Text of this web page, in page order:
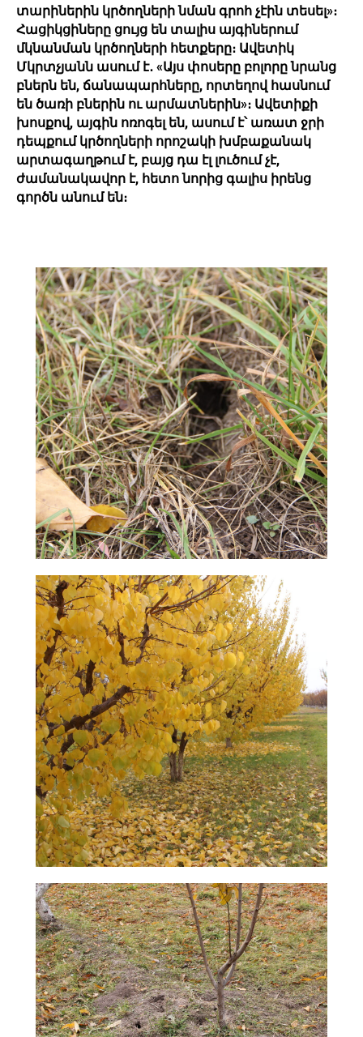
տարիներին կրծողների նման գրոհ չէին տեսել»։
Հացիկցիները ցույց են տալիս այգիներում
մկնանման կրծողների հետքերը։ Ավետիկ
Մկրտչյանն ասում է․ «Այս փոսերը բոլորը նրանց
բներն են, ճանապարհները, որտեղով հասնում
են ծառի բներին ու արմատներին»։ Ավետիքի
խոսքով, այգին ոռոգել են, ասում է՝ առատ ջրի
դեպքում կրծողների որոշակի խմբաքանակ
արտագաղթում է, բայց դա էլ լուծում չէ,
ժամանակավոր է, հետո նորից գալիս իրենց
գործն անում են։